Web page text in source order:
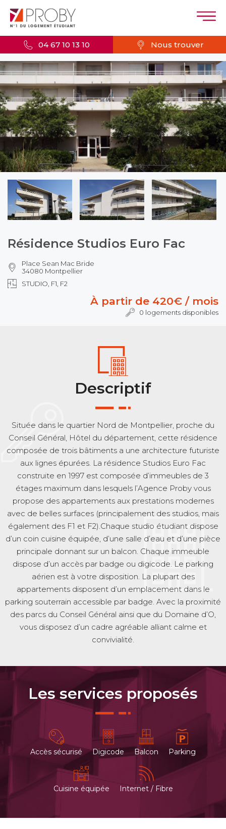
04 67 10 13 10 Nous trouver
Résidence Studios Euro Fac
À partir de 420€ / mois
0 logements disponibles
Place Sean Mac Bride
34080 Montpellier
STUDIO, F1, F2
Descriptif
Située dans le quartier Nord de Montpellier, proche du
Conseil Général, Hôtel du département, cette résidence
composée de trois bâtiments a une architecture futuriste
aux lignes épurées. La résidence Studios Euro Fac
construite en 1997 est composée d’immeubles de 3
étages maximum dans lesquels l’Agence Proby vous
propose des appartements aux prestations modernes
avec de belles surfaces (principalement des studios, mais
également des F1 et F2).Chaque studio étudiant dispose
d’un coin cuisine équipée, d’une salle d’eau et d’une pièce
principale donnant sur un balcon. Chaque immeuble
dispose d’un accès par badge ou digicode. Le parking
aérien est à votre disposition. La plupart des
appartements disposent d’un emplacement dans le
parking souterrain accessible par badge. Avec la proximité
des parcs du Conseil Général ainsi que du Domaine d’O,
vous disposez d’un cadre agréable alliant calme et
convivialité.
Les services proposés
Accès sécurisé Digicode Balcon Parking
Cuisine équipée Internet / Fibre